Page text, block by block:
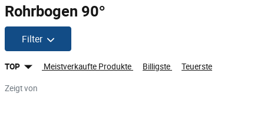
Rohrbogen 90°
Filter
TOP Meistverkaufte Produkte Billigste Teuerste
Zeigt von